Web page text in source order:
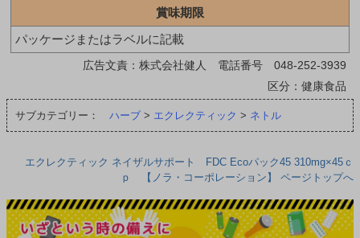
賞味期限
パッケージまたはラベルに記載
広告文責：株式会社健人 電話番号 048-252-3939
区分：健康食品
サブカテゴリー： ハーブ > エクレクティック > ネトル
エクレクティック ネイザルサポート FDC Ecoパック45 310mg×45ｃ
ｐ 【ノラ・コーポレーション】 ページトップへ